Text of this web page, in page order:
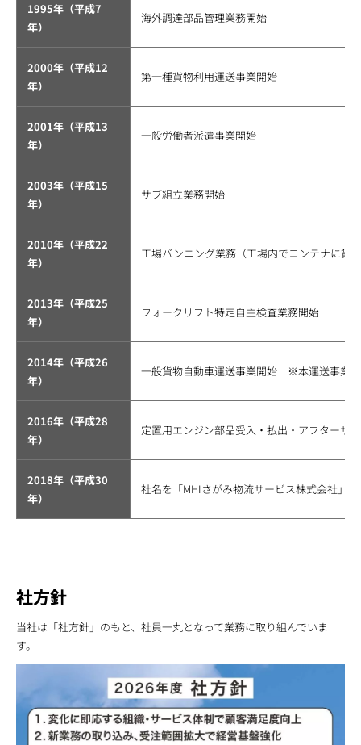
1995年（平成7
年）
海外調達部品管理業務開始
2000年（平成12
年）
第一種貨物利用運送事業開始
2001年（平成13
年）
一般労働者派遣事業開始
2003年（平成15
年）
サブ組立業務開始
2010年（平成22
年）
工場バンニング業務（工場内でコンテナに貨
2013年（平成25
年）
フォークリフト特定自主検査業務開始
2014年（平成26
年）
一般貨物自動車運送事業開始 ※本運送事業
2016年（平成28
年）
定置用エンジン部品受入・払出・アフターサ
2018年（平成30
年）
社名を「MHIさがみ物流サービス株式会社」
社方針
当社は「社方針」のもと、社員一丸となって業務に取り組んでいま
す。